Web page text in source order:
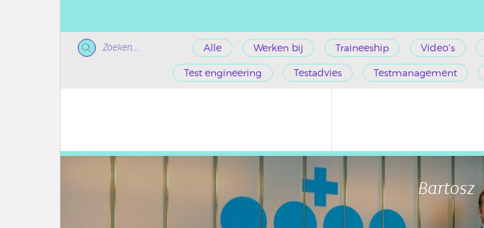
Zoeken... Alle Werken bij Traineeship Video's
Test engineering Testadvies Testmanagement
Bartosz